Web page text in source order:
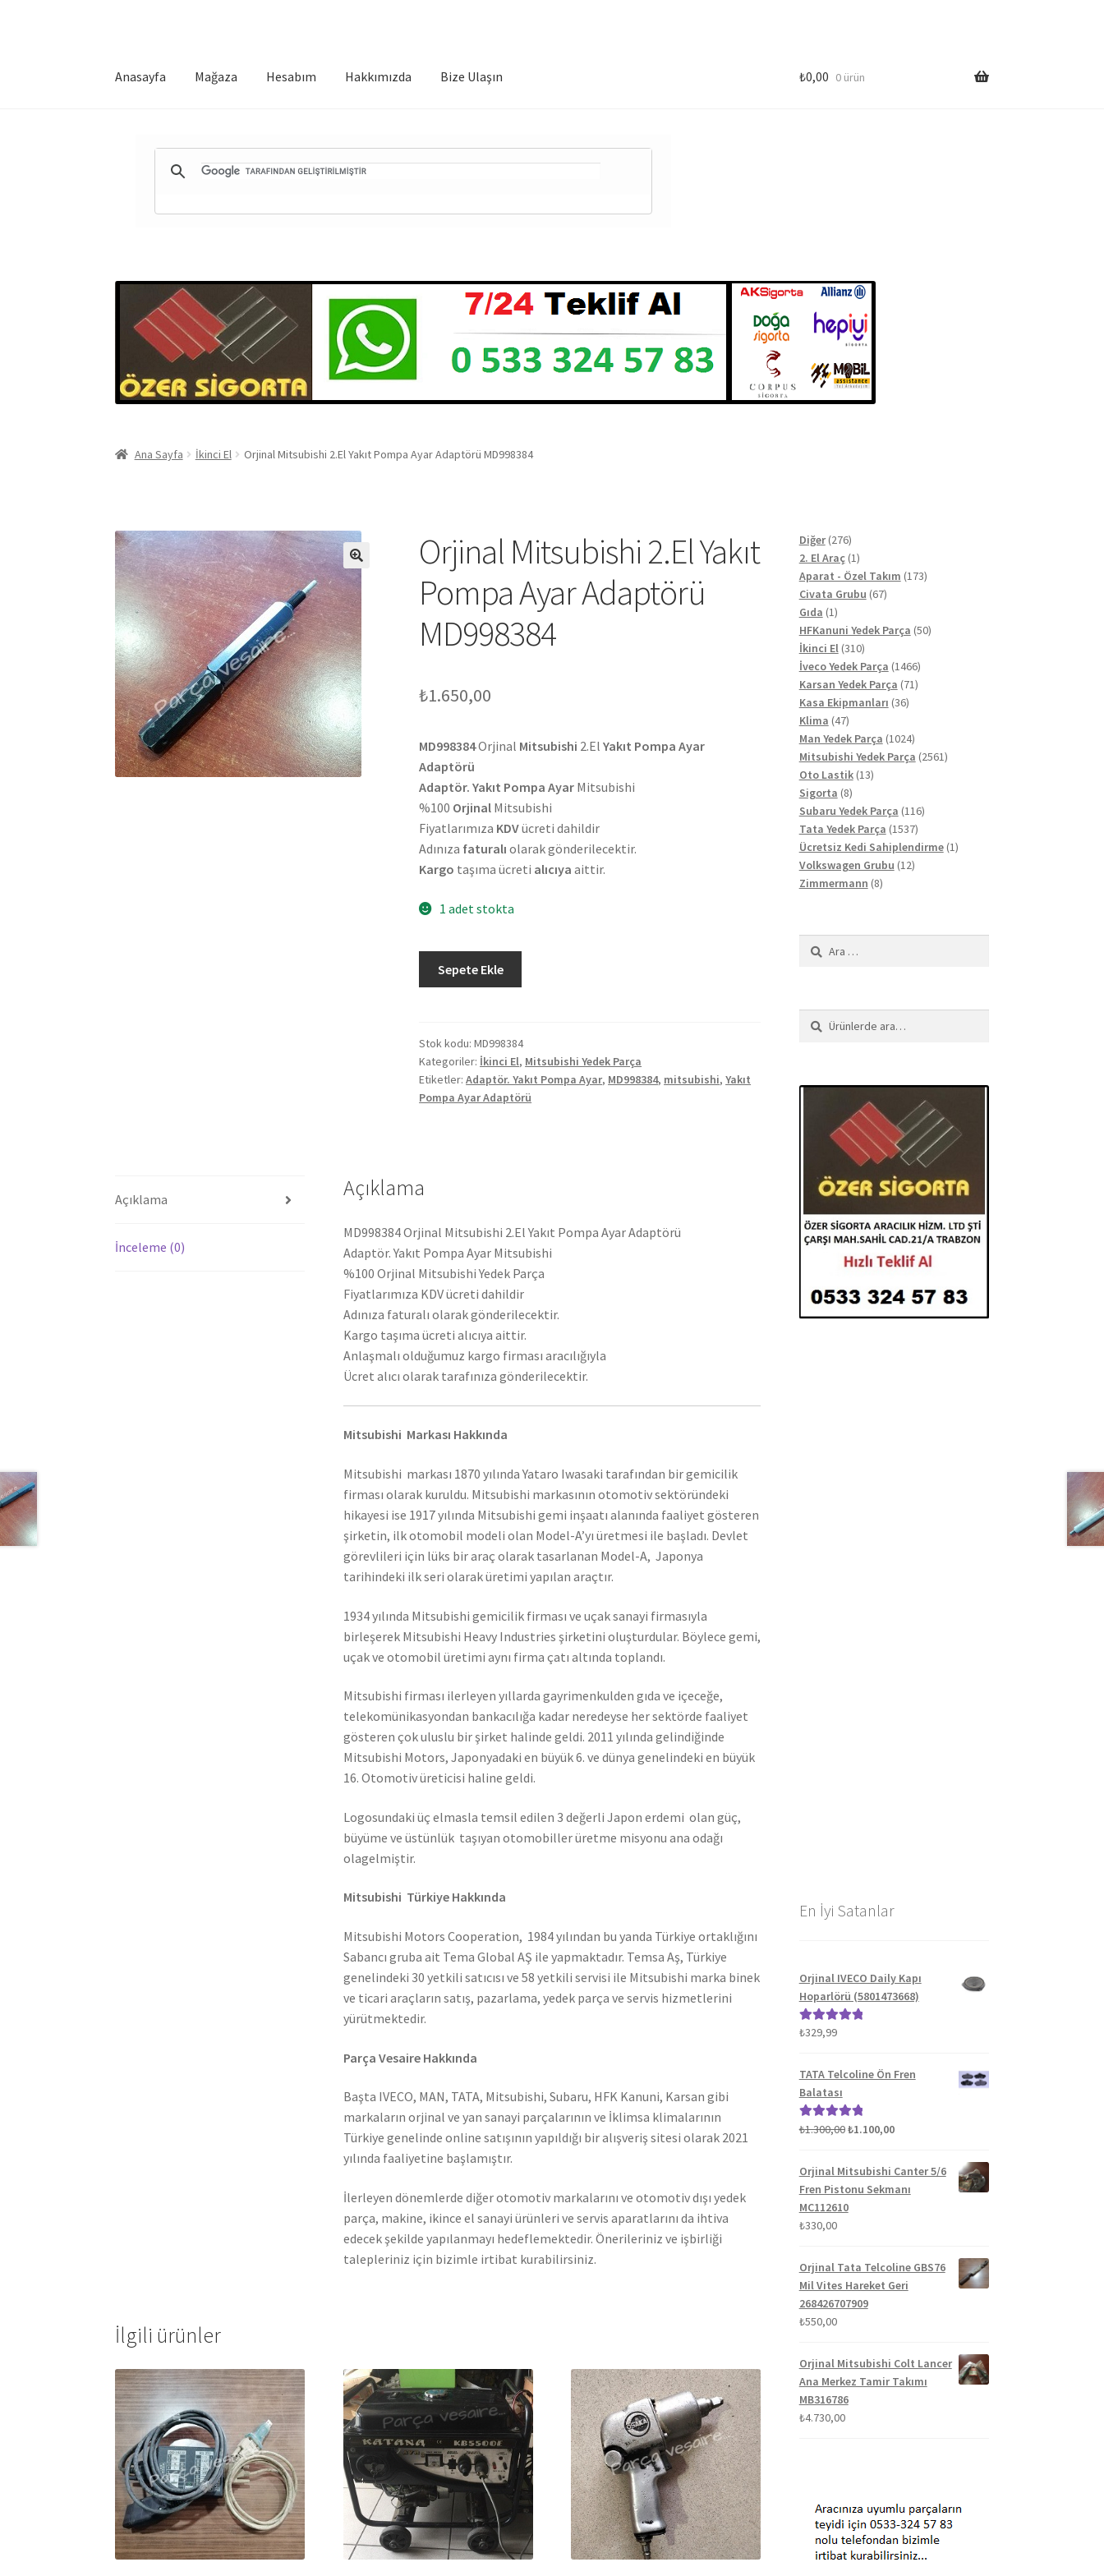
Anasayfa Mağaza Hesabım Hakkımızda Bize Ulaşın ₺0,00 0 ürün
Ana Sayfa İkinci El Orjinal Mitsubishi 2.El Yakıt Pompa Ayar Adaptörü MD998384
Orjinal Mitsubishi 2.El Yakıt
Pompa Ayar Adaptörü
MD998384
₺1.650,00
MD998384Orjinal Mitsubishi 2.ElYakıt Pompa Ayar
Adaptörü
Adaptör. Yakıt Pompa Ayar Mitsubishi
%100 Orjinal Mitsubishi
Fiyatlarımıza KDVücreti dahildir
Adınıza faturalı olarak gönderilecektir.
Kargo taşıma ücreti alıcıya aittir.
1 adet stokta
Mitsubishi
Pompa
Ayar
Adaptörü
MD998384
Sepete Ekle
Stok kodu:MD998384
Kategoriler: İkinci El, Mitsubishi Yedek Parça
Etiketler:Adaptör. Yakıt Pompa Ayar, MD998384, mitsubishi,Yakıt
Pompa Ayar Adaptörü
Açıklama
İnceleme (0)
Açıklama
MD998384 Orjinal Mitsubishi 2.El Yakıt Pompa Ayar Adaptörü
Adaptör. Yakıt Pompa Ayar Mitsubishi
%100 Orjinal Mitsubishi Yedek Parça
Fiyatlarımıza KDV ücreti dahildir
Adınıza faturalı olarak gönderilecektir.
Kargo taşıma ücreti alıcıya aittir.
Anlaşmalı olduğumuz kargo firması aracılığıyla
Ücret alıcı olarak tarafınıza gönderilecektir.
Mitsubishi Markası Hakkında
Mitsubishi markası 1870 yılında Yataro Iwasaki tarafından bir gemicilik
firması olarak kuruldu. Mitsubishi markasının otomotiv sektöründeki
hikayesi ise 1917 yılında Mitsubishi gemi inşaatı alanında faaliyet gösteren
şirketin, ilk otomobil modeli olan Model-A’yı üretmesi ile başladı. Devlet
görevlileri için lüks bir araç olarak tasarlanan Model-A, Japonya
tarihindeki ilk seri olarak üretimi yapılan araçtır.
1934 yılında Mitsubishi gemicilik firması ve uçak sanayi firmasıyla
birleşerek Mitsubishi Heavy Industries şirketini oluşturdular. Böylece gemi,
uçak ve otomobil üretimi aynı firma çatı altında toplandı.
Mitsubishi firması ilerleyen yıllarda gayrimenkulden gıda ve içeceğe,
telekomünikasyondan bankacılığa kadar neredeyse her sektörde faaliyet
gösteren çok uluslu bir şirket halinde geldi. 2011 yılında gelindiğinde
Mitsubishi Motors, Japonyadaki en büyük 6. ve dünya genelindeki en büyük
16. Otomotiv üreticisi haline geldi.
Logosundaki üç elmasla temsil edilen 3 değerli Japon erdemi olan güç,
büyüme ve üstünlük taşıyan otomobiller üretme misyonu ana odağı
olagelmiştir.
Mitsubishi Türkiye Hakkında
Mitsubishi Motors Cooperation, 1984 yılından bu yanda Türkiye ortaklığını
Sabancı gruba ait Tema Global AŞ ile yapmaktadır. Temsa Aş, Türkiye
genelindeki 30 yetkili satıcısı ve 58 yetkili servisi ile Mitsubishi marka binek
ve ticari araçların satış, pazarlama, yedek parça ve servis hizmetlerini
yürütmektedir.
Parça Vesaire Hakkında
Başta IVECO, MAN, TATA, Mitsubishi, Subaru, HFK Kanuni, Karsan gibi
markaların orjinal ve yan sanayi parçalarının ve İklimsa klimalarının
Türkiye genelinde online satışının yapıldığı bir alışveriş sitesi olarak 2021
yılında faaliyetine başlamıştır.
İlerleyen dönemlerde diğer otomotiv markalarını ve otomotiv dışı yedek
parça, makine, ikince el sanayi ürünleri ve servis aparatlarını da ihtiva
edecek şekilde yapılanmayı hedeflemektedir. Önerileriniz ve işbirliği
talepleriniz için bizimle irtibat kurabilirsiniz.
İlgili ürünler
Diğer 276276
ürün
2. El Araç 11
ürün
Aparat - Özel Takım 173173
Civata Grubu 6767
Gıda 11
ürün
HFKanuni Yedek Parça 5050
İkinci El 310310
ürün
İveco Yedek Parça 14661466
ürün
Karsan Yedek Parça 7171
Kasa Ekipmanları 3636
Klima 4747
ürün
Man Yedek Parça 10241024
ürün
Mitsubishi Yedek Parça 25612561
Oto Lastik 1313
Sigorta 88
ürün
Subaru Yedek Parça 116116
Tata Yedek Parça 15371537
ürün
Ücretsiz Kedi Sahiplendirme 11
Volkswagen Grubu 1212
Zimmermann 88
Arama:
Ara:
Ara
En İyi Satanlar
Orjinal IVECO Daily Kapı
Hoparlörü (5801473668)
5 üzerinden
₺329,99
TATA Telcoline Ön Fren
Balatası
5 üzerinden
₺1.300,00Orijinal
₺1.300,00.
₺1.100,00Şu
fiyat:
Orjinal Mitsubishi Canter 5/6
Fren Pistonu Sekmanı
MC112610
₺330,00
Orjinal Tata Telcoline GBS76
Mil Vites Hareket Geri
268426707909
₺550,00
Orjinal Mitsubishi Colt Lancer
Ana Merkez Tamir Takımı
MB316786
₺4.730,00